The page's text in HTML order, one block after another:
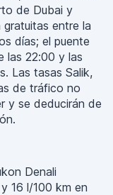
de Dubai y
entre la
días; el puente
las 22:00 y las
Las tasas Salik,
de tráfico no
y se deducirán de
Denali
16 l/100 km en